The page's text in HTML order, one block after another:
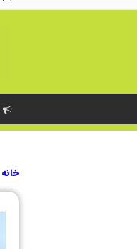
خانه